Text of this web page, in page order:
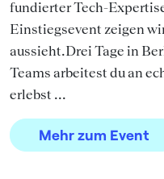
fundierter Tech-
Einstiegsevent zeigen
aussieht.Drei Tage in
Teams arbeitest du an
erlebst ...
Mehr zum Event